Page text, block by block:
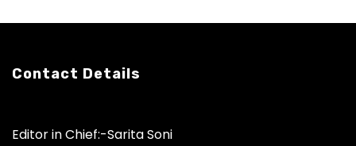
Contact Details
Editor in Chief:-Sarita Soni